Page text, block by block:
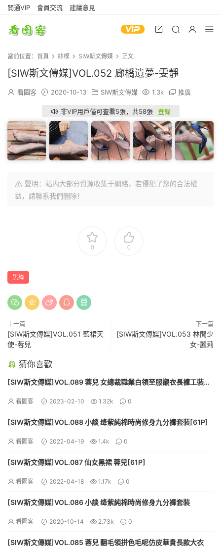
開通VIP 會員交流 建議意見
當前位置： 首頁 絲模 SIW斯文傳媒 正文
[SIW斯文傳媒]VOL.052 廊橋遺夢-雯靜
看圖客 2020-10-13 SIW斯文傳媒 1.3k 推廣
非VIP用戶僅可查看5張，共58張 登錄
聲明：站内大部分資源收集于網絡，若侵犯了您的合法權
益，請聯系我們删除！
0 0
黑絲
上一篇
[SIW斯文傳媒]VOL.051 藍裙天
使-蓉兒
下一篇
[SIW斯文傳媒]VOL.053 林間少
女-麗莉
猜你喜歡
[SIW斯文傳媒]VOL.089 蓉兒 女總裁職業白領至服襯衣長褲工裝
看圖客 2023-02-10 1.32k 0
[SIW斯文傳媒]VOL.088 小談 绛紫純棉時尚修身九分褲套裝[61P]
看圖客 2022-04-19 1.4k 0
[SIW斯文傳媒]VOL.087 仙女黑裙 蓉兒[61P]
看圖客 2022-04-18 1.17k 0
[SIW斯文傳媒]VOL.086 小談 绛紫純棉時尚修身九分褲套裝
看圖客 2020-10-14 2.73k 0
[SIW斯文傳媒]VOL.085 蓉兒 翻毛領拼色毛呢仿皮華貴長款大衣